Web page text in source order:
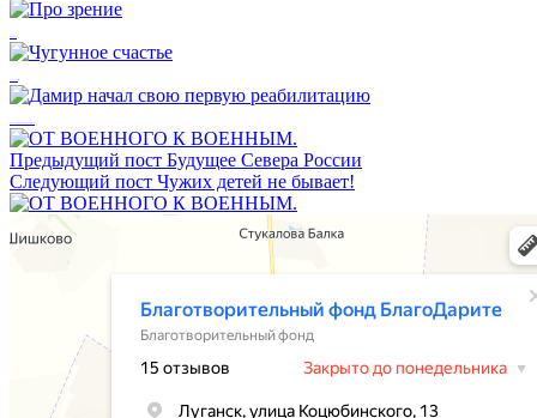
Предыдущий пост Будущее Севера России
Следующий пост Чужих детей не бывает!